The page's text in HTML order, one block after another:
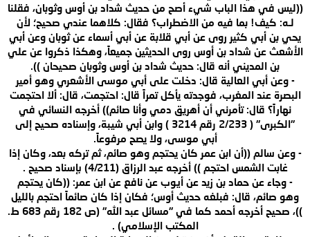
((ليس في هذا الباب شيء أصح من حديث شداد بن أوس وثوبان، فقلنا
لـه: كيف! بما فيه من الاضطراب؟ فقال: كلاهما عندي صحيح؛ لأن
يحي بن أبي كثير روى عن أبي قلابة عن أبي أسماء عن ثوبان وعن أبي
الأشعث عن شداد بن أوس روى الحديثين جميعاً، وهكذا ذكروا عن علي
بن المديني أنه قال: حديث شداد بن أوس وثوبان صحيحان )).
- وعن أبي العالية قال: دخلت على أبي موسى الأشعري وهو أمير
البصرة عند المغرب، فوجدته يأكل تمراً قال: احتجمت، قال: ألا احتجمت
نهاراً؟ قال: تأمرني أن أهريق دمي وأنا صائم)) أخرجه النسائي في
"الكبرى" ( 2/233 رقم 3214 ) وابن أبي شيبة، وإسناده صحيح إلى
أبي موسى، ولا يصح مرفوعاً.
- وعن سالم ((أن ابن عمر كان يحتجم وهو صائم، ثم تركه بعد، وكان إذا
غابت الشمس احتجم )) أخرجه عبد الرزاق (4/211) بإسناد صحيح .
- وجاء عن حماد بن زيد عن أيوب عن نافع عن ابن عمر: ((كان يحتجم
وهو صائم، قال: فبلغه حديث أوس؛ فكان إذا كان صائماً احتجم بالليل
))، صحيح أخرجه أحمد كما في "مسائل عبد الله" (ص 182 رقم 683 ط.
المكتب الإسلامي) .